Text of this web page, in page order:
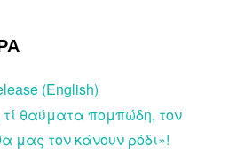
(English)
θαύματα πομπώδη, τον
μας τον κάνουν ρόδι»!